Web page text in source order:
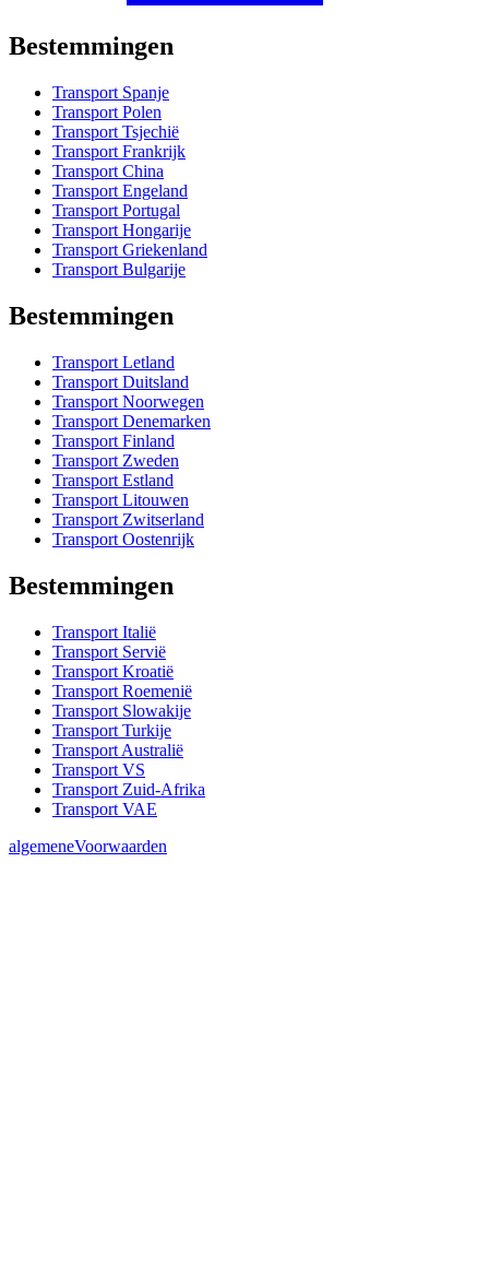
Bestemmingen
Transport Spanje
Transport Polen
Transport Tsjechië
Transport Frankrijk
Transport China
Transport Engeland
Transport Portugal
Transport Hongarije
Transport Griekenland
Transport Bulgarije
Bestemmingen
Transport Letland
Transport Duitsland
Transport Noorwegen
Transport Denemarken
Transport Finland
Transport Zweden
Transport Estland
Transport Litouwen
Transport Zwitserland
Transport Oostenrijk
Bestemmingen
Transport Italië
Transport Servië
Transport Kroatië
Transport Roemenië
Transport Slowakije
Transport Turkije
Transport Australië
Transport VS
Transport Zuid-Afrika
Transport VAE
algemeneVoorwaarden